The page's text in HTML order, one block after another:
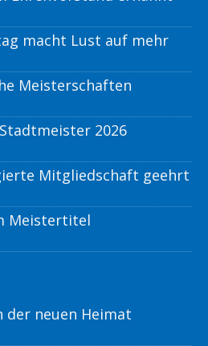
macht Lust auf mehr
Meisterschaften
2026
Mitgliedschaft geehrt
Meistertitel
der neuen Heimat